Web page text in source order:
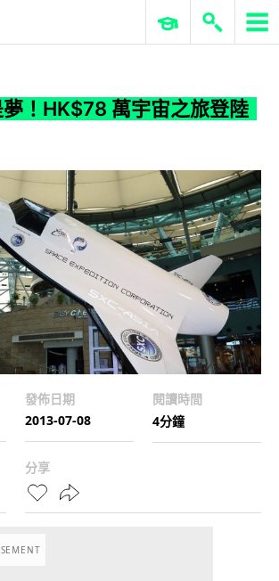
不是夢！HK$78 萬宇宙之旅登陸香港
ERP 與商業 AI
夢！HK$78 萬宇宙之旅登陸
發佈日期
2013-07-08
閱讀時間
4分鐘
分享